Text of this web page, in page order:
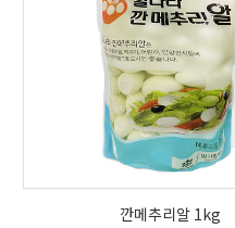
깐메추리알 1kg